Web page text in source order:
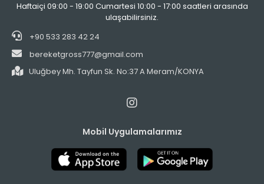
Haftaiçi 09:00 - 19:00 Cumartesi 10:00 - 17:00 saatleri arasında
ulaşabilirsiniz.
+90 533 283 42 24
bereketgross777@gmail.com
Uluğbey Mh. Tayfun Sk. No:37 A Meram/KONYA
Mobil Uygulamalarımız